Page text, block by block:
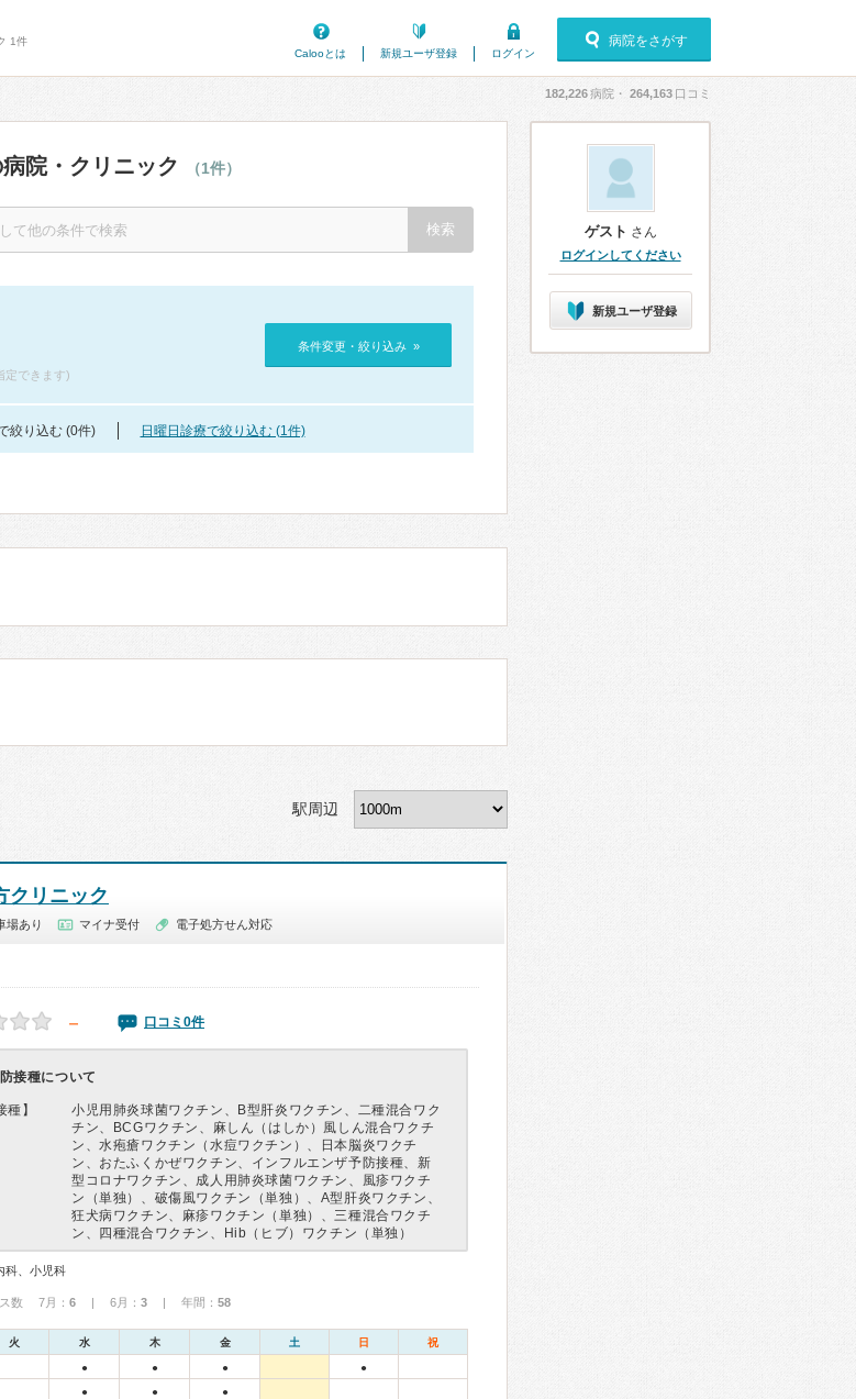
1件
Calooとは
新規ユーザ登録 ログイン
病院をさがす
182,226病院・ 264,163 口コミ
院・クリニック （1件）
定できます)
条件変更・絞り込み »
絞り込む (0件) 日曜日診療で絞り込む (1件)
駅周辺
クリニック
場あり マイナ受付 電子処方せん対応
－ 口コミ0件
接種について
種】
小児用肺炎球菌ワクチン、B型肝炎ワクチン、二種混合ワク
チン、BCGワクチン、麻しん（はしか）風しん混合ワクチ
ン、水疱瘡ワクチン（水痘ワクチン）、日本脳炎ワクチ
ン、おたふくかぜワクチン、インフルエンザ予防接種、新
型コロナワクチン、成人用肺炎球菌ワクチン、風疹ワクチ
ン（単独）、破傷風ワクチン（単独）、A型肝炎ワクチン、
狂犬病ワクチン、麻疹ワクチン（単独）、三種混合ワクチ
ン、四種混合ワクチン、Hib（ヒブ）ワクチン（単独）
科、小児科
数 7月： 6 | 6月： 3 | 年間： 58
火 水 木 金 土 日 祝
● ● ● ●
● ● ●
ゲスト さん
ログインしてください
新規ユーザ登録